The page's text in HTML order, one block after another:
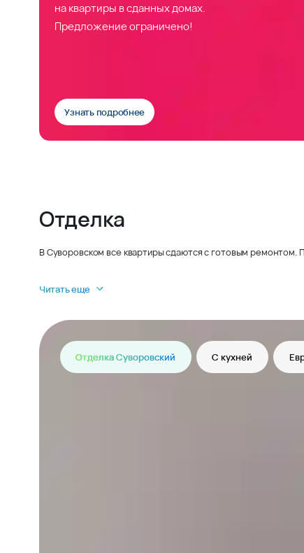
на квартиры в сданных домах.
Предложение ограничено!
Узнать подробнее
Отделка
В Суворовском все квартиры сдаются с готовым ремонтом.
Читать еще
Отделка Суворовский С кухней